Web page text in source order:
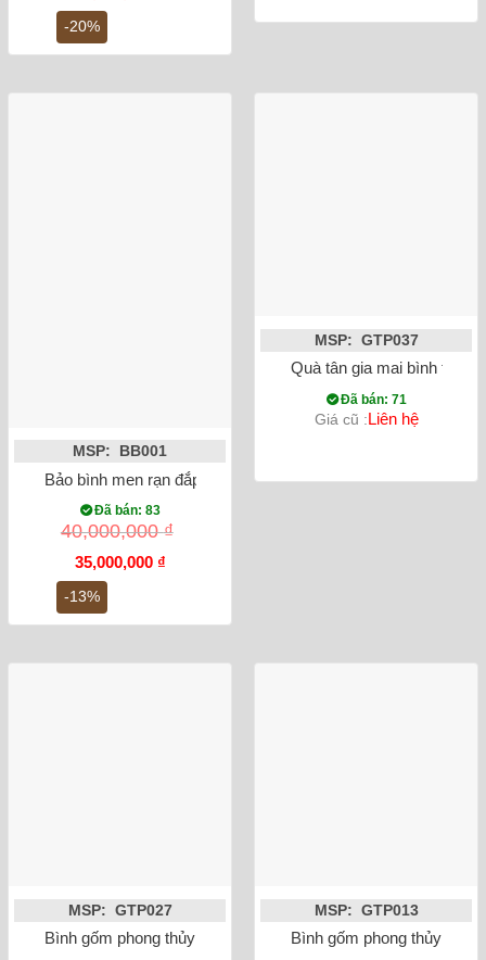
-20%
gốc
là:
30,000,000 ₫.
24,000,000 ₫.
-13%
MSP: BB001
Bảo bình men rạn đắp nổi cá chép hóa rồng
Đã bán: 83
40,000,000₫
Giá
gốc
là:
40,000,000 ₫.
35,000,000 ₫Giá
35,000,000 ₫.
MSP: GTP037
Quà tân gia mai bình tích
Đã bán: 71
Giá cũ :Liên hệ
MSP: GTP027
Bình gốm phong thủy mai bình chim công vẽ vàng màu vàng
MSP: GTP013
Bình gốm phong thủy mai